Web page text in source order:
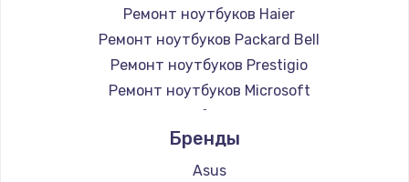
Ремонт ноутбуков Haier
Ремонт ноутбуков Packard Bell
Ремонт ноутбуков Prestigio
Ремонт ноутбуков Microsoft
Ремонт ноутбуков Alienware
Ремонт ноутбуков Aquarius
Ремонт ноутбуков Gigabyte
Бренды
Asus